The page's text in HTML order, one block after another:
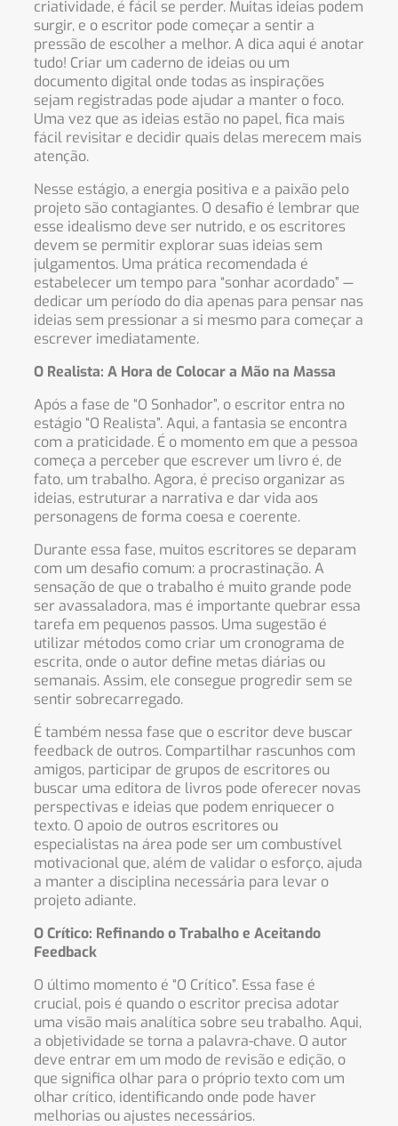
criatividade, é fácil se perder. Muitas ideias podem
surgir, e o escritor pode começar a sentir a
pressão de escolher a melhor. A dica aqui é anotar
tudo! Criar um caderno de ideias ou um
documento digital onde todas as inspirações
sejam registradas pode ajudar a manter o foco.
Uma vez que as ideias estão no papel, fica mais
fácil revisitar e decidir quais delas merecem mais
atenção.
Nesse estágio, a energia positiva e a paixão pelo
projeto são contagiantes. O desafio é lembrar que
esse idealismo deve ser nutrido, e os escritores
devem se permitir explorar suas ideias sem
julgamentos. Uma prática recomendada é
estabelecer um tempo para “sonhar acordado” —
dedicar um período do dia apenas para pensar nas
ideias sem pressionar a si mesmo para começar a
escrever imediatamente.
O Realista: A Hora de Colocar a Mão na Massa
Após a fase de “O Sonhador”, o escritor entra no
estágio “O Realista”. Aqui, a fantasia se encontra
com a praticidade. É o momento em que a pessoa
começa a perceber que escrever um livro é, de
fato, um trabalho. Agora, é preciso organizar as
ideias, estruturar a narrativa e dar vida aos
personagens de forma coesa e coerente.
Durante essa fase, muitos escritores se deparam
com um desafio comum: a procrastinação. A
sensação de que o trabalho é muito grande pode
ser avassaladora, mas é importante quebrar essa
tarefa em pequenos passos. Uma sugestão é
utilizar métodos como criar um cronograma de
escrita, onde o autor define metas diárias ou
semanais. Assim, ele consegue progredir sem se
sentir sobrecarregado.
É também nessa fase que o escritor deve buscar
feedback de outros. Compartilhar rascunhos com
amigos, participar de grupos de escritores ou
buscar uma editora de livros pode oferecer novas
perspectivas e ideias que podem enriquecer o
texto. O apoio de outros escritores ou
especialistas na área pode ser um combustível
motivacional que, além de validar o esforço, ajuda
a manter a disciplina necessária para levar o
projeto adiante.
O Crítico: Refinando o Trabalho e Aceitando
Feedback
O último momento é “O Crítico”. Essa fase é
crucial, pois é quando o escritor precisa adotar
uma visão mais analítica sobre seu trabalho. Aqui,
a objetividade se torna a palavra-chave. O autor
deve entrar em um modo de revisão e edição, o
que significa olhar para o próprio texto com um
olhar crítico, identificando onde pode haver
melhorias ou ajustes necessários.